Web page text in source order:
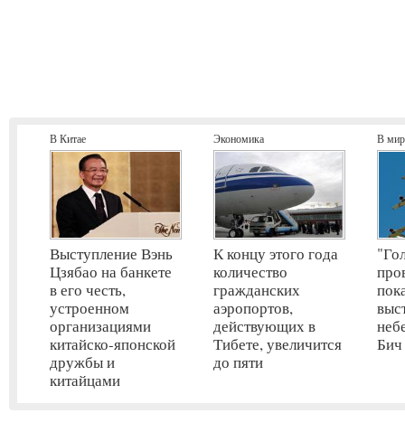
В Китае
Выступление Вэнь
Цзябао на банкете
в его честь,
устроенном
организациями
китайско-японской
дружбы и
китайцами
Экономика
К концу этого года
количество
гражданских
аэропортов,
действующих в
Тибете, увеличится
до пяти
В
Бич